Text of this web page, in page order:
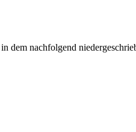
dem nachfolgend